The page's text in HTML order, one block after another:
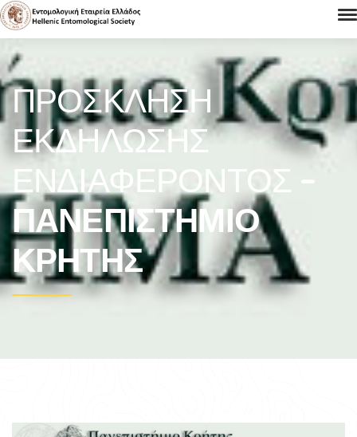
ΠΡΟΣΚΛΗΣΗ
ΕΚΔΗΛΩΣΗΣ
ΕΝΔΙΑΦΕΡΟΝΤΟΣ –
ΠΑΝΕΠΙΣΤΗΜΙΟ
ΚΡΗΤΗΣ